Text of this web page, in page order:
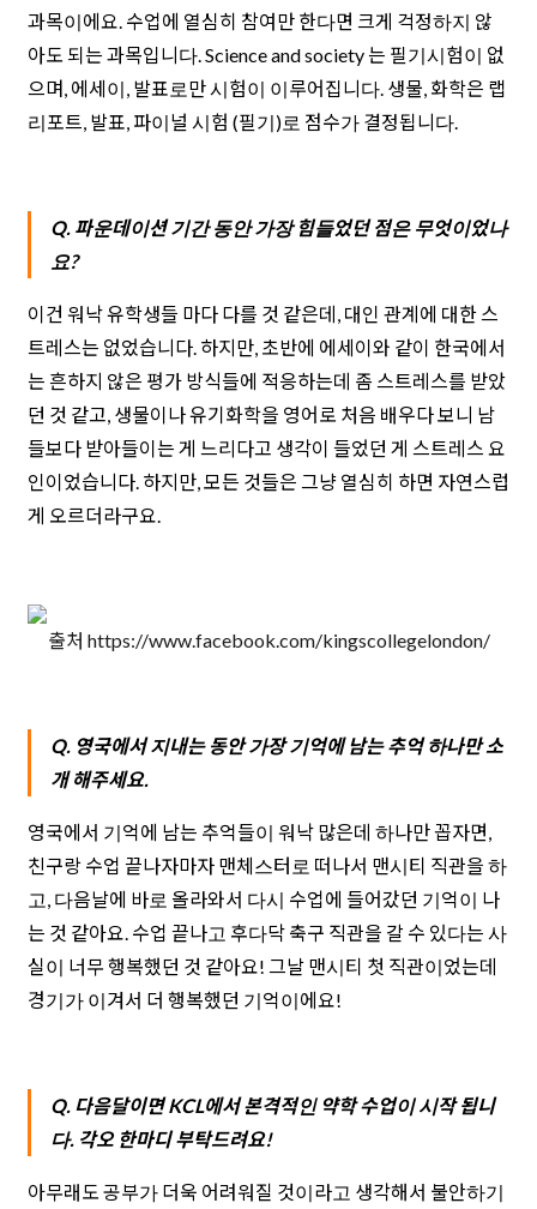
과목이에요. 수업에 열심히 참여만 한다면 크게 걱정하지 않
아도 되는 과목입니다. Science and society 는 필기시험이 없
으며, 에세이, 발표로만 시험이 이루어집니다. 생물, 화학은 랩
리포트, 발표, 파이널 시험 (필기)로 점수가 결정됩니다.
Q. 파운데이션 기간 동안 가장 힘들었던 점은 무엇이었나
요?
이건 워낙 유학생들 마다 다를 것 같은데, 대인 관계에 대한 스
트레스는 없었습니다. 하지만, 초반에 에세이와 같이 한국에서
는 흔하지 않은 평가 방식들에 적응하는데 좀 스트레스를 받았
던 것 같고, 생물이나 유기화학을 영어로 처음 배우다 보니 남
들보다 받아들이는 게 느리다고 생각이 들었던 게 스트레스 요
인이었습니다. 하지만, 모든 것들은 그냥 열심히 하면 자연스럽
게 오르더라구요.
출처 https://www.facebook.com/kingscollegelondon/
Q. 영국에서 지내는 동안 가장 기억에 남는 추억 하나만 소
개 해주세요.
영국에서 기억에 남는 추억들이 워낙 많은데 하나만 꼽자면,
친구랑 수업 끝나자마자 맨체스터로 떠나서 맨시티 직관을 하
고, 다음날에 바로 올라와서 다시 수업에 들어갔던 기억이 나
는 것 같아요. 수업 끝나고 후다닥 축구 직관을 갈 수 있다는 사
실이 너무 행복했던 것 같아요! 그날 맨시티 첫 직관이었는데
경기가 이겨서 더 행복했던 기억이에요!
Q. 다음달이면 KCL에서 본격적인 약학 수업이 시작 됩니
다. 각오 한마디 부탁드려요!
아무래도 공부가 더욱 어려워질 것이라고 생각해서 불안하기